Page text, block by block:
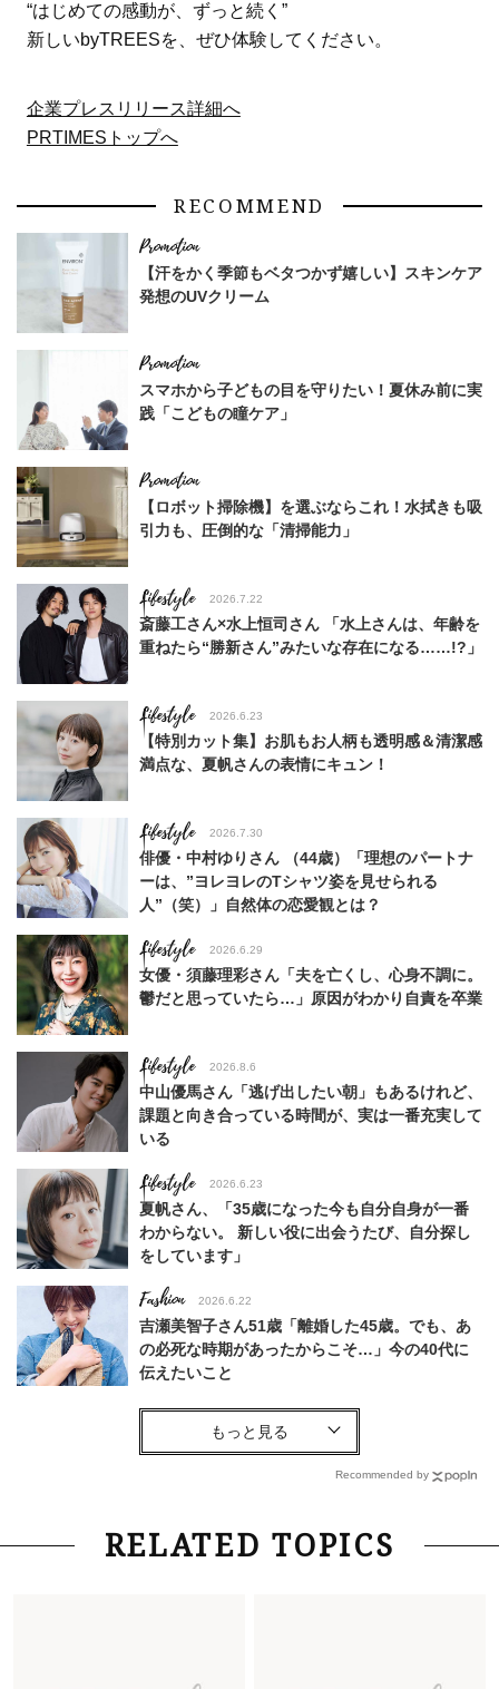
“はじめての感動が、ずっと続く”
新しいbyTREESを、ぜひ体験してください。
企業プレスリリース詳細へ
PRTIMESトップへ
RECOMMEND
【汗をかく季節もベタつかず嬉しい】スキンケア
発想のUVクリーム
スマホから子どもの目を守りたい！夏休み前に実
践「こどもの瞳ケア」
【ロボット掃除機】を選ぶならこれ！水拭きも吸
引力も、圧倒的な「清掃能力」
Lifestyle 2026.7.22
斎藤工さん×水上恒司さん 「水上さんは、年齢を
重ねたら“勝新さん”みたいな存在になる……!?」
Lifestyle 2026.6.23
【特別カット集】お肌もお人柄も透明感＆清潔感
満点な、夏帆さんの表情にキュン！
Lifestyle 2026.7.30
俳優・中村ゆりさん （44歳）「理想のパートナ
ーは、”ヨレヨレのTシャツ姿を見せられる
人”（笑）」自然体の恋愛観とは？
Lifestyle 2026.6.29
女優・須藤理彩さん「夫を亡くし、心身不調に。
鬱だと思っていたら…」原因がわかり自責を卒業
Lifestyle 2026.8.6
中山優馬さん「逃げ出したい朝」もあるけれど、
課題と向き合っている時間が、実は一番充実して
いる
Lifestyle 2026.6.23
夏帆さん、「35歳になった今も自分自身が一番
わからない。 新しい役に出会うたび、自分探し
をしています」
Fashion 2026.6.22
吉瀬美智子さん51歳「離婚した45歳。でも、あ
の必死な時期があったからこそ…」今の40代に
伝えたいこと
Fashion
【40代コンサバ派】白Tシャツは「パール×ゴー
Lifestyle 2026.7.29
「お若いですね」は褒め言葉？“若い＝美しい”と
Recommended by
RELATED TOPICS